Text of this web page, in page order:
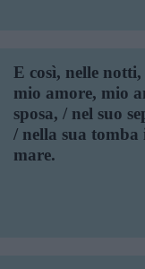
E così, nelle
mio amore, mio
sposa, / nel suo
/ nella sua
mare.